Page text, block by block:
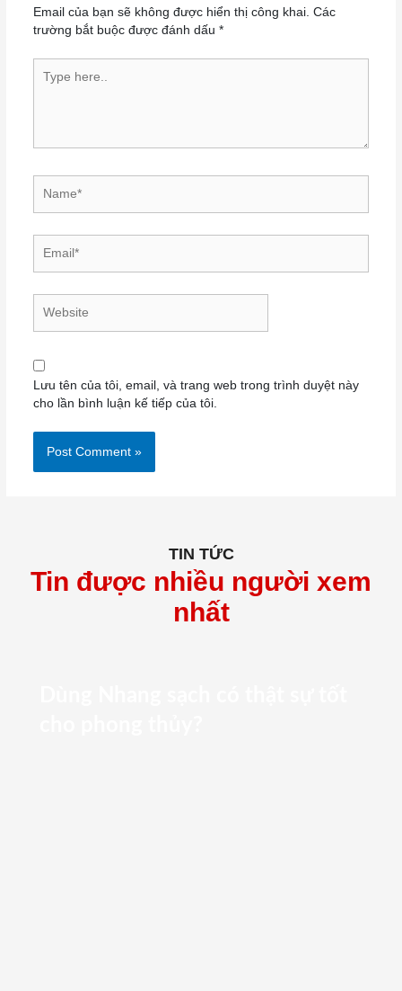
Email của bạn sẽ không được hiển thị công khai. Các
trường bắt buộc được đánh dấu *
Lưu tên của tôi, email, và trang web trong trình duyệt này
cho lần bình luận kế tiếp của tôi.
TIN TỨC
Tin được nhiều người xem
nhất